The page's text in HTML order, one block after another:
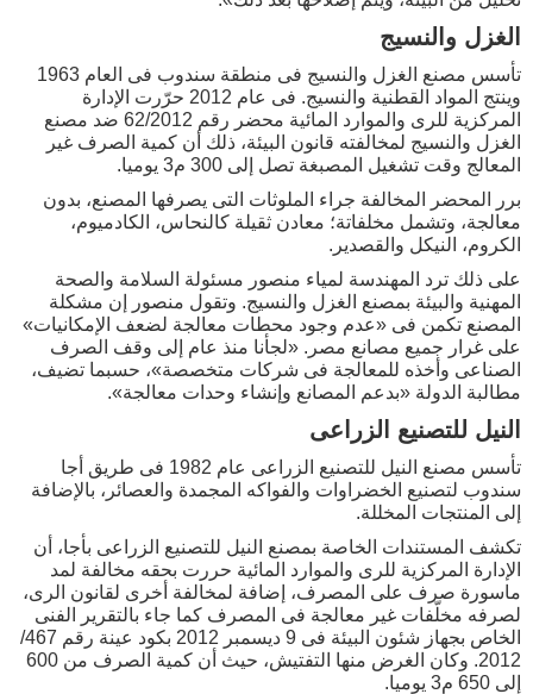
الغزل والنسيج
تأسس مصنع الغزل والنسيج فى منطقة سندوب فى العام 1963
وينتج المواد القطنية والنسيج. فى عام 2012 حرّرت الإدارة
المركزية للرى والموارد المائية محضر رقم 62/2012 ضد مصنع
الغزل والنسيج لمخالفته قانون البيئة، ذلك أن كمية الصرف غير
المعالج وقت تشغيل المصبغة تصل إلى 300 م3 يوميا.
برر المحضر المخالفة جراء الملوثات التى يصرفها المصنع، بدون
معالجة، وتشمل مخلفاتة؛ معادن ثقيلة كالنحاس، الكادميوم،
الكروم، النيكل والقصدير.
على ذلك ترد المهندسة لمياء منصور مسئولة السلامة والصحة
المهنية والبيئة بمصنع الغزل والنسيج. وتقول منصور إن مشكلة
المصنع تكمن فى «عدم وجود محطات معالجة لضعف الإمكانيات»
على غرار جميع مصانع مصر. «لجأنا منذ عام إلى وقف الصرف
الصناعى وأخذه للمعالجة فى شركات متخصصة»، حسبما تضيف،
مطالبة الدولة «بدعم المصانع وإنشاء وحدات معالجة».
النيل للتصنيع الزراعى
تأسس مصنع النيل للتصنيع الزراعى عام 1982 فى طريق أجا
سندوب لتصنيع الخضراوات والفواكه المجمدة والعصائر، بالإضافة
إلى المنتجات المخللة.
تكشف المستندات الخاصة بمصنع النيل للتصنيع الزراعى بأجا، أن
الإدارة المركزية للرى والموارد المائية حررت بحقه مخالفة لمد
ماسورة صرف على المصرف، إضافة لمخالفة أخرى لقانون الرى،
لصرفه مخلّفات غير معالجة فى المصرف كما جاء بالتقرير الفنى
الخاص بجهاز شئون البيئة فى 9 ديسمبر 2012 بكود عينة رقم 467/
2012. وكان الغرض منها التفتيش، حيث أن كمية الصرف من 600
إلى 650 م3 يوميا.